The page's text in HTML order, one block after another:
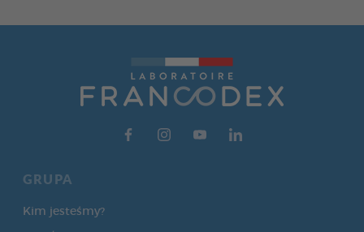
GRUPA
Kim jesteśmy?